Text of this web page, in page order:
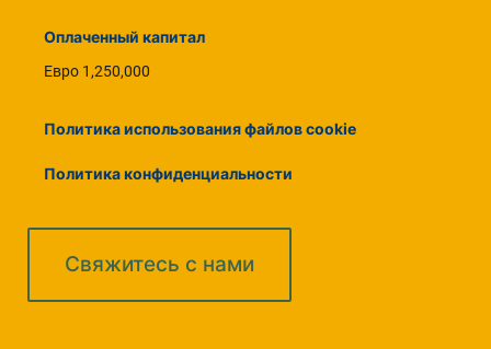
Оплаченный капитал
Евро 1,250,000
Политика использования файлов cookie
Политика конфиденциальности
Свяжитесь с нами